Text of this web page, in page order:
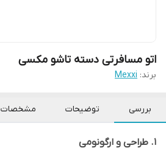
اتو مسافرتی دسته تاشو مکسی
برند: Mexxi
بررسی توضیحات مشخصات
۱. طراحی و ارگونومی